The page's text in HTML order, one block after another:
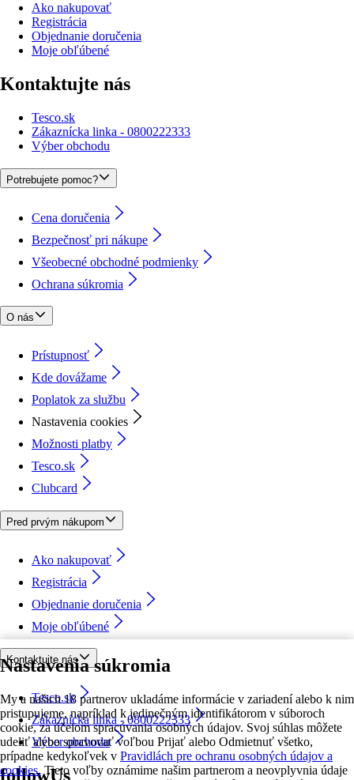
Nastavenia súkromia
My a našich 18 partnerov ukladáme informácie v zariadení alebo k nim
pristupujeme, napríklad k jedinečným identifikátorom v súboroch
cookie, za účelom spracúvania osobných údajov. Svoj súhlas môžete
udeliť alebo spravovať voľbou Prijať alebo Odmietnuť všetko,
prípadne kedykoľvek v Pravidlách pre ochranu osobných údajov a
cookies. Tieto voľby oznámime našim partnerom a neovplyvnia údaje
Ako nakupovať
Registrácia
Objednanie doručenia
Moje obľúbené
Kontaktujte nás
Tesco.sk
Zákaznícka linka - 0800222333
Výber obchodu
Potrebujete pomoc?
Cena doručenia
Bezpečnosť pri nákupe
Všeobecné obchodné podmienky
Ochrana súkromia
O nás
Prístupnosť
Kde dovážame
Poplatok za službu
Nastavenia cookies
Možnosti platby
Tesco.sk
Clubcard
Pred prvým nákupom
Ako nakupovať
Registrácia
Objednanie doručenia
Moje obľúbené
Kontaktujte nás
Tesco.sk
Zákaznícka linka - 0800222333
Výber obchodu
followUs